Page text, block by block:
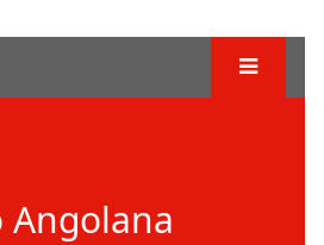
Angolana